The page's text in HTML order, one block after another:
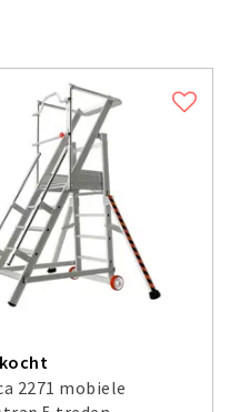
2271 mobiele